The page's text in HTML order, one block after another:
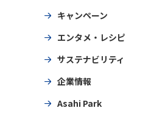
キャンペーン
エンタメ・レシピ
サステナビリティ
企業情報
Asahi Park